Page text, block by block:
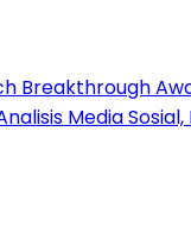
Breakthrough
Media